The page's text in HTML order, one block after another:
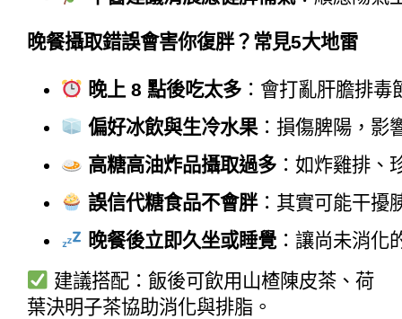
晚餐攝取錯誤會害你復胖？常見5大地雷
晚上 8 點後吃太多 ：會打亂肝膽排
偏好冰飲與生冷水果 ：損傷脾陽，影
高糖高油炸品攝取過多 ：如炸雞排、
誤信代糖食品不會胖：其實可能干擾
晚餐後立即久坐或睡覺：讓尚未消化
建議搭配：飯後可飲用山楂陳皮茶、荷
葉決明子茶協助消化與排脂。